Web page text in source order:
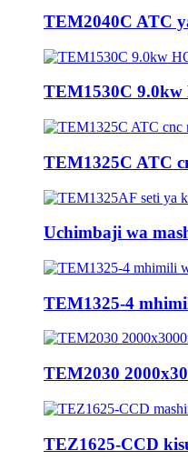
TEM2040C ATC
TEM1530C 9.0kw
TEM1325C ATC
Uchimbaji wa
TEM1325-4
TEM2030
TEZ1625-CCD